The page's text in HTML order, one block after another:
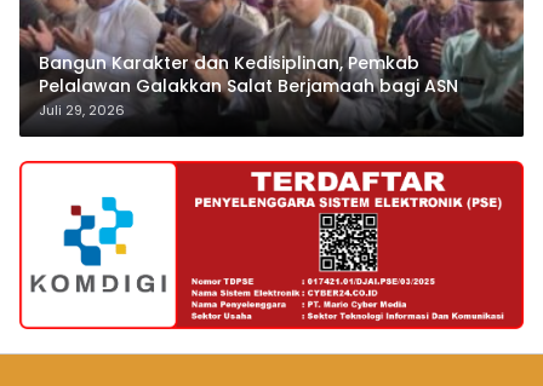
Bangun Karakter dan Kedisiplinan, Pemkab
Pelalawan Galakkan Salat Berjamaah bagi ASN
Juli 29, 2026